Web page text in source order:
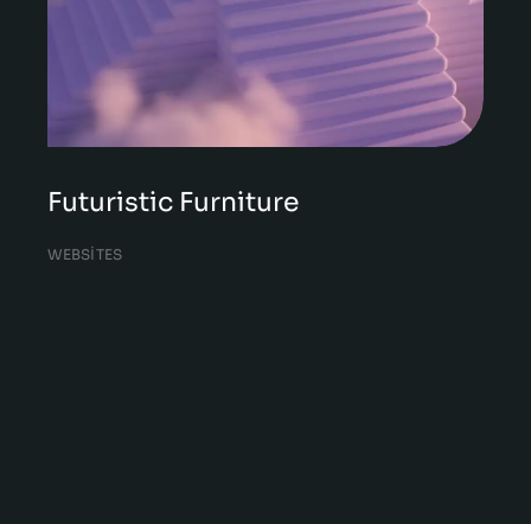
Futuristic Furniture
WEBSITES